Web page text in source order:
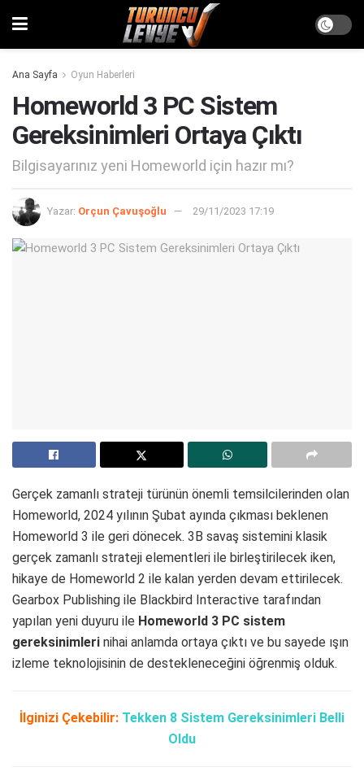
Ana Sayfa Oyun Haberleri
Homeworld 3 PC Sistem
Gereksinimleri Ortaya Çıktı
Bilgisayarınız yeni Homeworld için hazır mı?
Yazar: Orçun Çavuşoğlu 29/11/2023 17:19
Gerçek zamanlı strateji türünün önemli temsilcilerinden olan
Homeworld, 2024 yılının Şubat ayında çıkması beklenen
Homeworld 3 ile geri dönecek. 3B savaş sistemini klasik
gerçek zamanlı strateji elementleri ile birleştirilecek iken,
hikaye de Homeworld 2 ile kalan yerden devam ettirilecek.
Gearbox Publishing ile Blackbird Interactive tarafından
yapılan yeni duyuru ile Homeworld 3 PC sistem
gereksinimleri nihai anlamda ortaya çıktı ve bu sayede ışın
izleme teknolojisinin de destekleneceğini öğrenmiş olduk.
İlginizi Çekebilir: Tekken 8 Sistem Gereksinimleri Belli
Oldu